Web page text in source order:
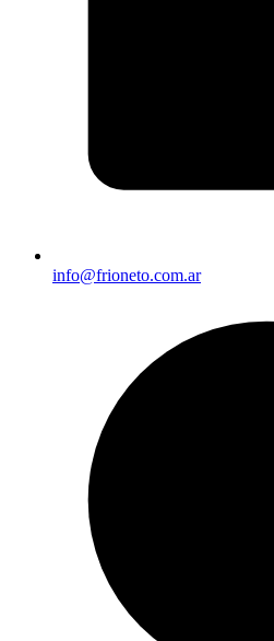
info@frioneto.com.ar